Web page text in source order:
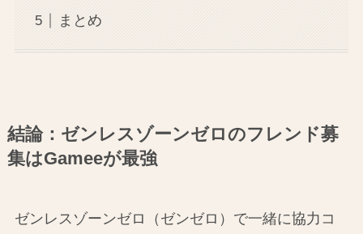
まとめ
結論：ゼンレスゾーンゼロのフレンド募
集はGameeが最強
ゼンレスゾーンゼロ（ゼンゼロ）で一緒に協力コ